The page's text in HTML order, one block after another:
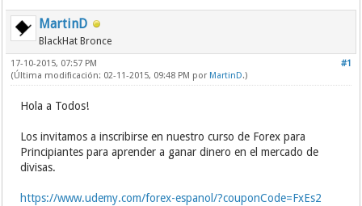
MartinD
BlackHat Bronce
#1
17-10-2015, 07:57 PM
(Última modificación: 02-11-2015, 09:48 PM por MartinD.)
Hola a Todos!
Los invitamos a inscribirse en nuestro curso de Forex para
Principiantes para aprender a ganar dinero en el mercado de
divisas.
https://www.udemy.com/forex-espanol/?couponCode=FxEs2